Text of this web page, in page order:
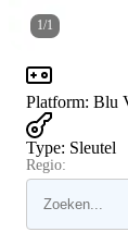
1/1
Platform: Blu
Type: Sleutel
Regio: